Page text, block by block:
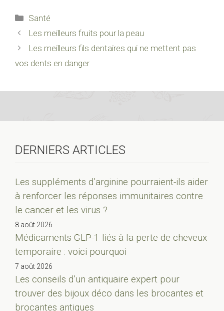
Catégories
Santé
Les meilleurs fruits pour la peau
Les meilleurs fils dentaires qui ne mettent pas
vos dents en danger
DERNIERS ARTICLES
Les suppléments d’arginine pourraient-ils aider
à renforcer les réponses immunitaires contre
le cancer et les virus ?
8 août 2026
Médicaments GLP-1 liés à la perte de cheveux
temporaire : voici pourquoi
7 août 2026
Les conseils d’un antiquaire expert pour
trouver des bijoux déco dans les brocantes et
brocantes antiques